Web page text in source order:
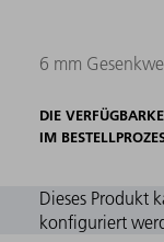
6 mm
DIE
IM
Dieses Produkt
konfiguriert